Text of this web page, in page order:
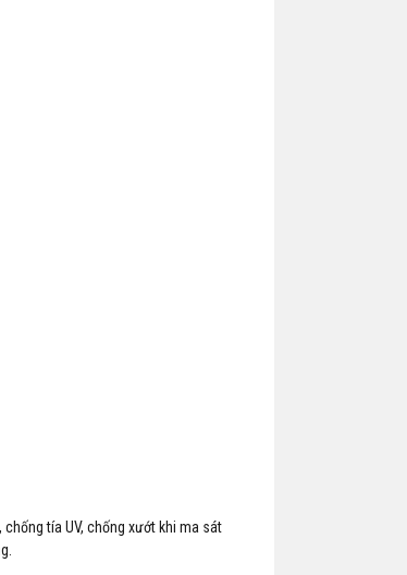
tía UV, chống xướt khi ma sát